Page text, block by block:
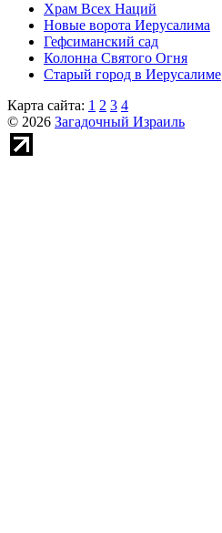
Храм Всех Наций
Новые ворота Иерусалима
Гефсиманский сад
Колонна Святого Огня
Старый город в Иерусалиме
Карта сайта: 1 2 3 4
© 2026 Загадочный Израиль